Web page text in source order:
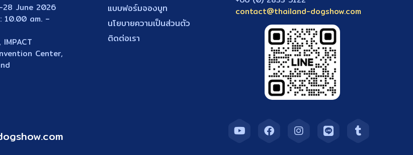
28 June 2026
: 10.00 am. –
Center,
แบบฟอร์มจองบูท
นโยบายความเป็นส่วนตัว
ติดต่อเรา
contact@thailand-dogshow.com